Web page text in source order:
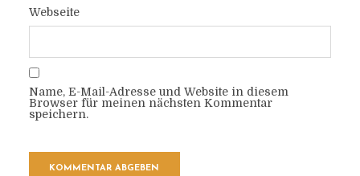
Webseite
Name, E-Mail-Adresse und Website in diesem
Browser für meinen nächsten Kommentar
speichern.